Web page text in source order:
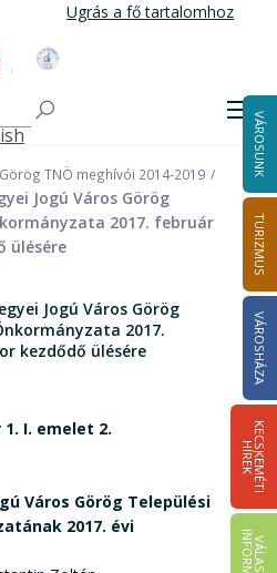
Ugrás a fő tartalomhoz
VÁROSUNK
TURIZMUS
VÁROSHÁZA
K
E
C
S
K
E
M
É
T
I
HÍ
R
E
K
(Archív) 2024.09.30-án
Görög TNÖ meghívói 2014-2019
Jogú Város Görög
2017. február
ülésére
Jogú Város Görög
2017.
kezdődő ülésére
I. emelet 2.
Város Görög Települési
2017. évi